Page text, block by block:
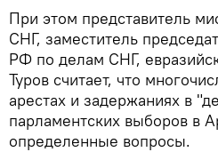
При этом представитель
СНГ, заместитель
РФ по делам СНГ,
Туров считает, что
арестах и задержаниях в
парламентских выборов в
определенные вопросы.